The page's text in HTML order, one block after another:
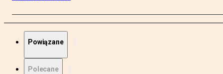
Powiązane
Polecane